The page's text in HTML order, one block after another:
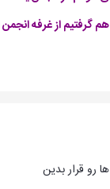
از غرفه انجمن
قرار بدین